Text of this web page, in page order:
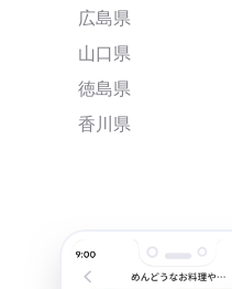
広島県
山口県
徳島県
香川県